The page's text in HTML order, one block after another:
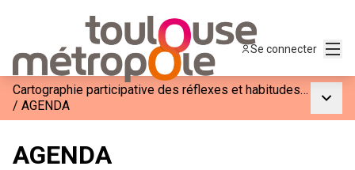
Se connecter
Cartographie participative des réflexes et habitudes pendant les canicules
/ AGENDA
AGENDA